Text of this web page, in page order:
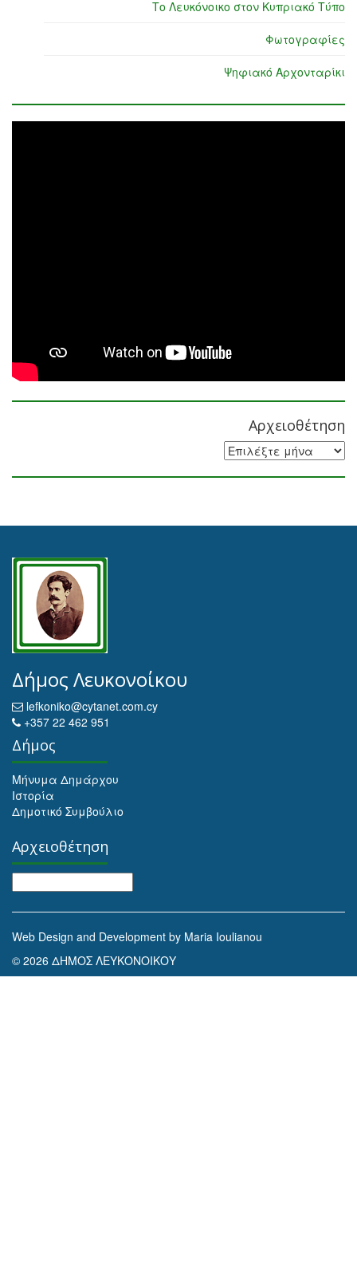
Το Λευκόνοικο στον Κυπριακό Τύπο
Φωτογραφίες
Ψηφιακό Αρχονταρίκι
Αρχειοθέτηση
Αρχειοθέτηση
Δήμος Λευκονοίκου
lefkoniko@cytanet.com.cy
+357 22 462 951
Δήμος
Μήνυμα Δημάρχου
Ιστορία
Δημοτικό Συμβούλιο
Αρχειοθέτηση
Web Design and Development by Maria Ioulianou
© 2026 ΔΗΜΟΣ ΛΕΥΚΟΝΟΙΚΟΥ